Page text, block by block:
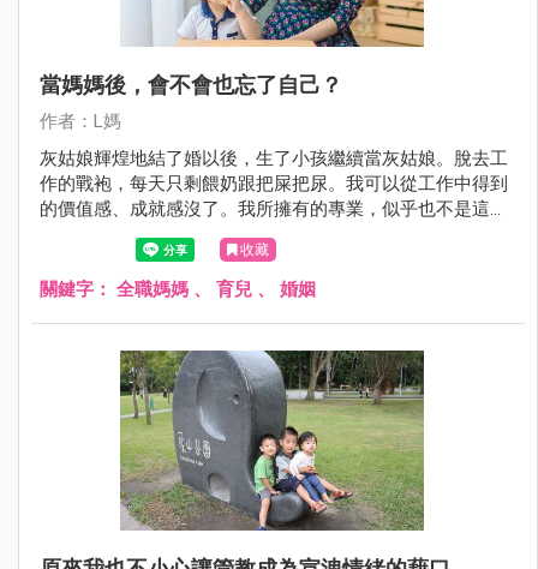
當媽媽後，會不會也忘了自己？
作者：L媽
灰姑娘輝煌地結了婚以後，生了小孩繼續當灰姑娘。脫去工
作的戰袍，每天只剩餵奶跟把屎把尿。我可以從工作中得到
的價值感、成就感沒了。我所擁有的專業，似乎也不是這麼
重要。連我最喜歡彈的琴，也很少再碰了。「灰姑娘」從此
成了「灰大嬸」難免都會有種失去自我價值的失落感。
收藏
關鍵字： 全職媽媽 、 育兒 、 婚姻